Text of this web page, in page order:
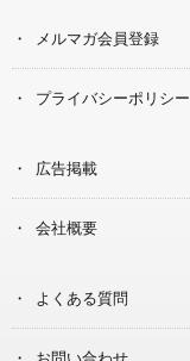
メルマガ会員登録
プライバシーポリシー
広告掲載
会社概要
よくある質問